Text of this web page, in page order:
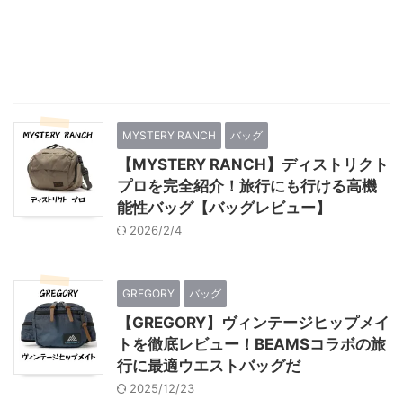
MYSTERY RANCH バッグ
【MYSTERY RANCH】ディストリクト
プロを完全紹介！旅行にも行ける高機
能性バッグ【バッグレビュー】
2026/2/4
GREGORY バッグ
【GREGORY】ヴィンテージヒップメイ
トを徹底レビュー！BEAMSコラボの旅
行に最適ウエストバッグだ
2025/12/23